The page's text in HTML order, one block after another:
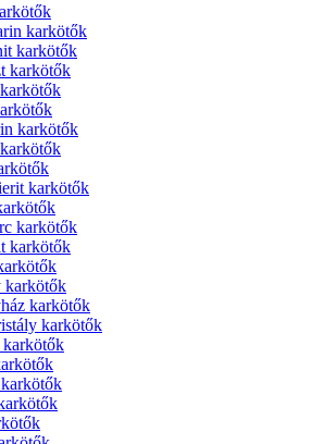
karkötők
karkötők
karkötők
karkötők
karkötők
karkötők
karkötők
karkötők
karkötők
karkötők